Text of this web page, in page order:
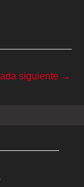
siguiente →